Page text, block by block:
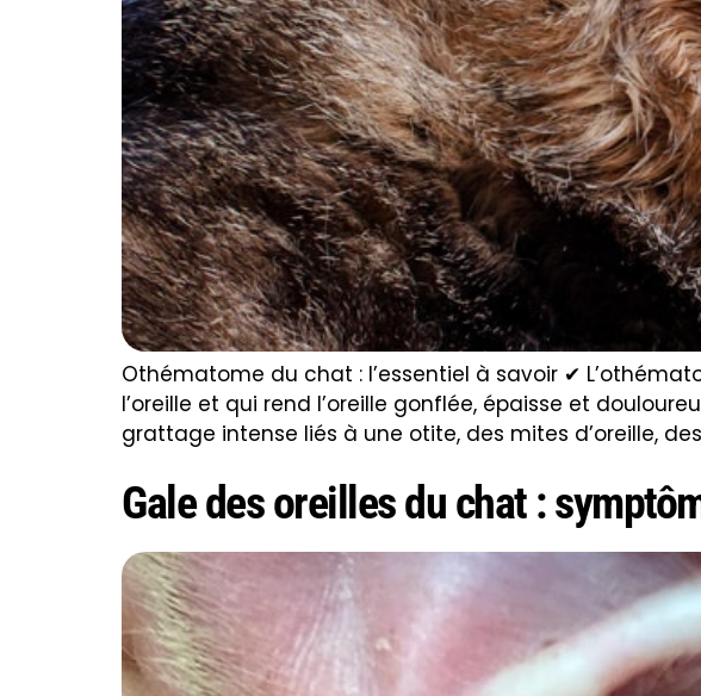
Othématome du chat : l’essentiel à savoir ✔
l’oreille et qui rend l’oreille gonflée, épaisse et
grattage intense liés à une otite, des mites d’oreille,
Gale des oreilles du chat :